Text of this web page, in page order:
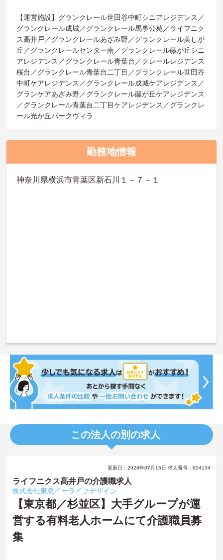
【運営施設】グランクレール世田谷中町シニアレジデンス／
グランクレール成城／グランクレール馬事公苑／ライフニク
ス高井戸／グランクレールあざみ野／グランクレール美しが
丘／グランクレールセンター南／グランクレール藤が丘シニ
アレジデンス／グランクレール青葉台／クレールレジデンス
桜台／グランクレール青葉台二丁目／グランクレール世田谷
中町ケアレジデンス／グランクレール成城ケアレジデンス／
グランケアあざみ野／グランクレール藤が丘ケアレジデンス
／グランクレール青葉台二丁目ケアレジデンス／グランクレ
ール光が丘パークヴィラ
勤務地情報
神奈川県横浜市青葉区新石川１－７－１
この法人の別の求人
更新日：2026年07月16日 求人番号：604134
ライフニクス高井戸の介護職求人
株式会社東急イーライフデザイン
【東京都／杉並区】大手グループが運
営する有料老人ホームにて介護職員募
集